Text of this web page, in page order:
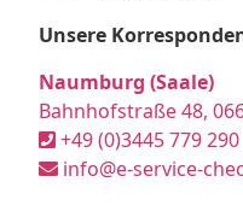
Unsere
Naumburg (Saale)
Bahnhofstraße 48,
+49 (0)3445 779 290
info@e-service-